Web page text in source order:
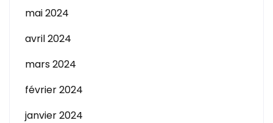
mai 2024
avril 2024
mars 2024
février 2024
janvier 2024